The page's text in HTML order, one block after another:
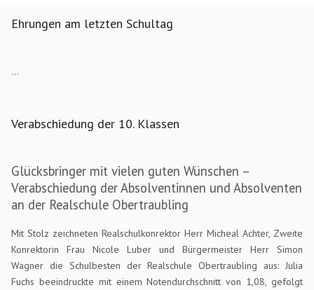
Ehrungen am letzten Schultag
...
Verabschiedung der 10. Klassen
Glücksbringer mit vielen guten Wünschen –
Verabschiedung der Absolventinnen und Absolventen
an der Realschule Obertraubling
Mit Stolz zeichneten Realschulkonrektor Herr Micheal Achter, Zweite
Konrektorin Frau Nicole Luber und Bürgermeister Herr Simon
Wagner die Schulbesten der Realschule Obertraubling aus: Julia
Fuchs beeindruckte mit einem Notendurchschnitt von 1,08, gefolgt